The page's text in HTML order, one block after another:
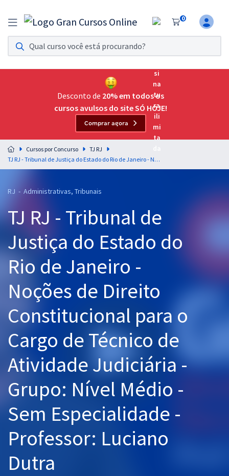
0
Assinatura Ilimitada 11
Acesso a todos os cursos. Teste grátis por 7 dias!
Assinatura OAB Até Passar
Acesso ilimitado a toda preparação para o Exame da
Residências Multiprofissionais
Preparação completa e intensiva para as principais
residências em saúde do Brasil
Cursos 20% OFF
Pós
Graduação
OAB
Questões grátis
Aprovados
Desconto de 20% em todos os
cursos avulsos do site SÓ HOJE!
Comprar agora
Cursos por Concurso
TJ RJ
TJ RJ - Tribunal de Justiça do Estado do Rio de Janeiro - Noções de Direito Constitucional para o Cargo de Técnico de Atividade Judiciária - Grupo: Nível Médio - Sem Especialidade - Professor: Luciano Dutra
RJ - Administrativas, Tribunais
TJ RJ - Tribunal de
Justiça do Estado do
Rio de Janeiro -
Noções de Direito
Constitucional para o
Cargo de Técnico de
Atividade Judiciária -
Grupo: Nível Médio -
Sem Especialidade -
Professor: Luciano
Dutra